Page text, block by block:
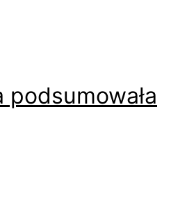
podsumowała